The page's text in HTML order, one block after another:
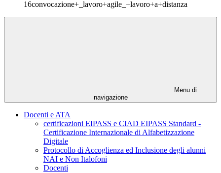
16convocazione+_lavoro+agile_+lavoro+a+distanza
Menu di
navigazione
Docenti e ATA
certificazioni EIPASS e CIAD EIPASS Standard -
Certificazione Internazionale di Alfabetizzazione
Digitale
Protocollo di Accoglienza ed Inclusione degli alunni
NAI e Non Italofoni
Docenti